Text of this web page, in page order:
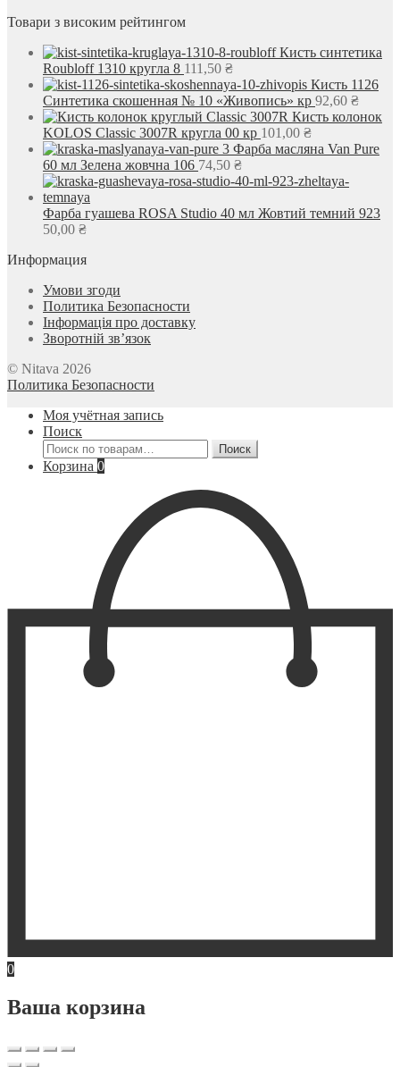
Товари з високим рейтингом
Кисть синтетика
Roubloff 1310 кругла 8 111,50 ₴
Кисть 1126
Синтетика скошенная № 10 «Живопись» кр 92,60 ₴
Кисть колонок
KOLOS Classic 3007R кругла 00 кр 101,00 ₴
Фарба масляна Van Pure
60 мл Зелена жовчна 106 74,50 ₴
Фарба гуашева ROSA Studio 40 мл Жовтий темний 923
50,00 ₴
Информация
Умови згоди
Политика Безопасности
Інформація про доставку
Зворотній зв’язок
© Nitava 2026
Политика Безопасности
Моя учётная запись
Поиск
Искать:
Поиск
Корзина 0
0
Ваша корзина